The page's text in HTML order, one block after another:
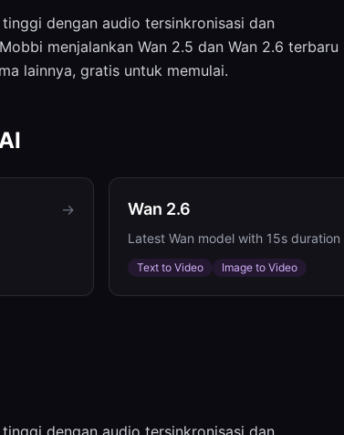
dengan audio tersinkronisasi dan
menjalankan Wan 2.5 dan Wan 2.6 terbaru
lainnya, gratis untuk memulai.
→ Wan 2.6
Latest Wan model with 15s
Text to Video Image to Video
dengan audio tersinkronisasi dan